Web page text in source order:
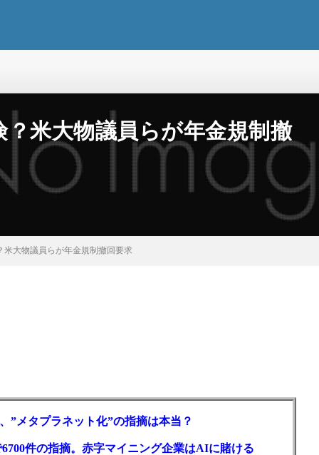
米大物議員らが年金規制撤
米大物議員らが年金規制撤回要求
”メタプラネット化”の指摘は本当？
件の指摘。赤字マイニング企業はAIに賭ける